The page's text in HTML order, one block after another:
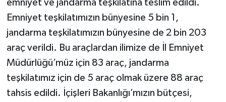
emniyet ve jandarma teşkilatına teslim edildi.
Emniyet teşkilatımızın bünyesine 5 bin 1,
jandarma teşkilatımızın bünyesine de 2 bin 203
araç verildi. Bu araçlardan ilimize de İl Emniyet
Müdürlüğü’müz için 83 araç, jandarma
teşkilatımız için de 5 araç olmak üzere 88 araç
tahsis edildi. İçişleri Bakanlığı’mızın bütçesi,